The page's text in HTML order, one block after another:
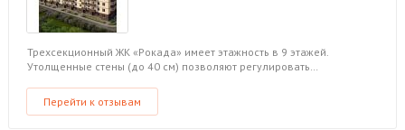
Трехсекционный ЖК «Рокада» имеет этажность в 9 этажей.
Утолщенные стены (до 40 см) позволяют регулировать…
Перейти к отзывам